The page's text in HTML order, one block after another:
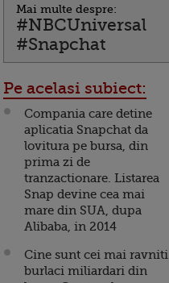
Mai multe despre:
#NBCUniversal
#Snapchat
Pe acelasi subiect:
Compania care detine
aplicatia Snapchat da
lovitura pe bursa, din
prima zi de
tranzactionare. Listarea
Snap devine cea mai
mare din SUA, dupa
Alibaba, in 2014
Cine sunt cei mai ravniti
burlaci miliardari din